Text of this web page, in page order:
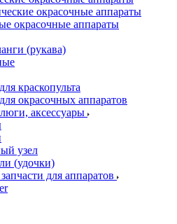
окрасочные аппараты
окрасочные аппараты
(рукава)
краскопульта
окрасочных аппаратов
аксессуары
узел
(удочки)
для аппаратов